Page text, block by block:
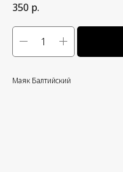
350 р.
Маяк Балтийский